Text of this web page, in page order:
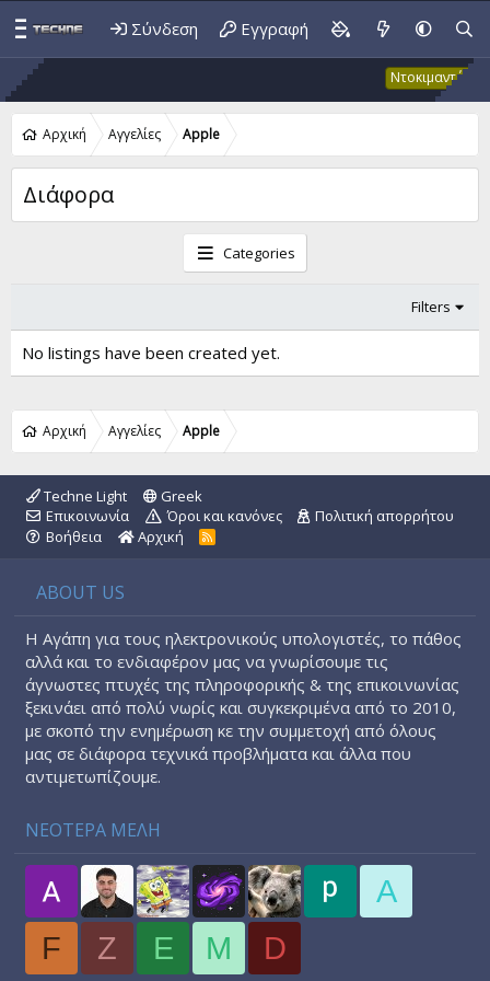
Σύνδεση Εγγραφή
Ντοκιμαντέρ
Αρχική Αγγελίες Apple
Διάφορα
Categories
Filters
No listings have been created yet.
Αρχική Αγγελίες Apple
Techne Light
Greek
Επικοινωνία
Όροι και κανόνες
Πολιτική απορρήτου
Βοήθεια
Αρχική
R
ABOUT US
Η Αγάπη για τους ηλεκτρονικούς υπολογιστές, το πάθος
αλλά και το ενδιαφέρον μας να γνωρίσουμε τις
άγνωστες πτυχές της πληροφορικής & της επικοινωνίας
ξεκινάει από πολύ νωρίς και συγκεκριμένα από το 2010,
με σκοπό την ενημέρωση κε την συμμετοχή από όλους
μας σε διάφορα τεχνικά προβλήματα και άλλα που
αντιμετωπίζουμε.
ΝΕΟΤΕΡΑ ΜΕΛΗ
A
F
Z E M D